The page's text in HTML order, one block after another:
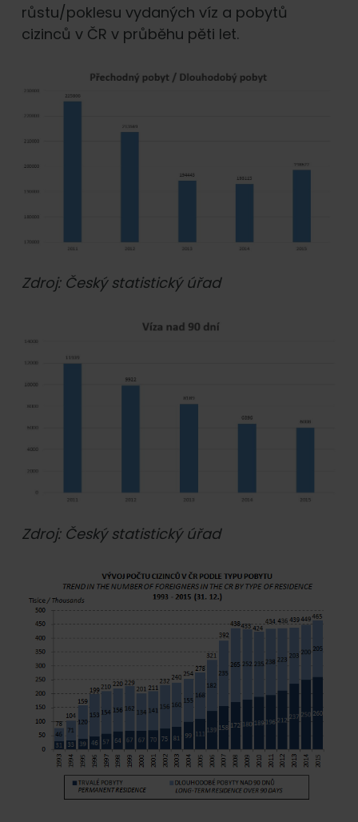
růstu/poklesu vydaných víz a pobytů
cizinců v ČR v průběhu pěti let.
Zdroj: Český statistický úřad
Zdroj: Český statistický úřad